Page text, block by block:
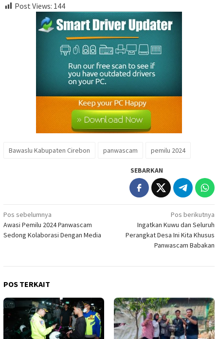
Post Views: 144
Bawaslu Kabupaten Cirebon panwascam pemilu 2024
SEBARKAN
Navigasi
pos
Pos sebelumnya
Awasi Pemilu 2024 Panwascam
Sedong Kolaborasi Dengan Media
Pos berikutnya
Ingatkan Kuwu dan Seluruh
Perangkat Desa Ini Kita Khusus
Panwascam Babakan
POS TERKAIT